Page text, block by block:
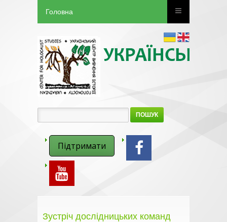
Головна
ПОШУК
Підтримати
Зустріч дослідницьких команд